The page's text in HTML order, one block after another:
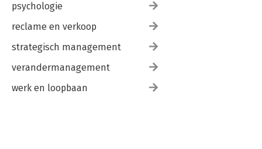
psychologie
reclame en verkoop
strategisch management
verandermanagement
werk en loopbaan